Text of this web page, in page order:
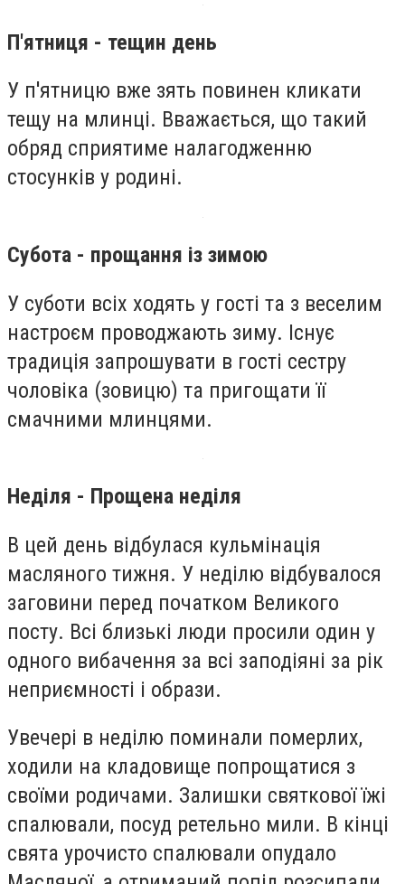
П'ятниця - тещин день
У п'ятницю вже зять повинен кликати
тещу на млинці. Вважається, що такий
обряд сприятиме налагодженню
стосунків у родині.
Субота - прощання із зимою
У суботи всіх ходять у гості та з веселим
настроєм проводжають зиму. Існує
традиція запрошувати в гості сестру
чоловіка (зовицю) та пригощати її
смачними млинцями.
Неділя - Прощена неділя
В цей день відбулася кульмінація
масляного тижня. У неділю відбувалося
заговини перед початком Великого
посту. Всі близькі люди просили один у
одного вибачення за всі заподіяні за рік
неприємності і образи.
Увечері в неділю поминали померлих,
ходили на кладовище попрощатися з
своїми родичами. Залишки святкової їжі
спалювали, посуд ретельно мили. В кінці
свята урочисто спалювали опудало